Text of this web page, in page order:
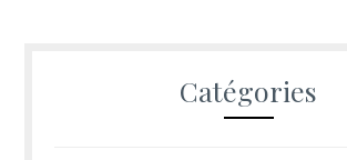
Catégories